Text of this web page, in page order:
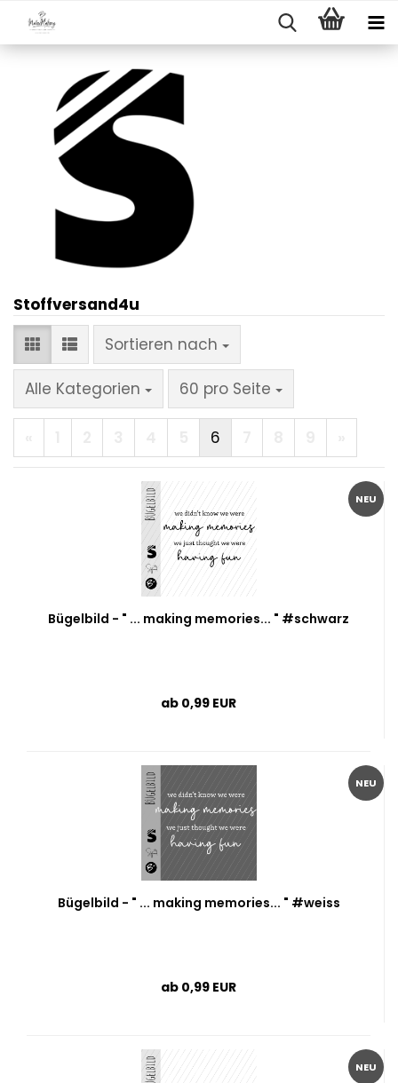
Stoffversand4u
Sortieren nach
Sortieren nach
Alle Kategorien 60 pro Seite
pro Seite
6
NEU
Bügelbild - " ... making memories... " #schwarz
ab 0,99 EUR
NEU
Bügelbild - " ... making memories... " #weiss
ab 0,99 EUR
NEU